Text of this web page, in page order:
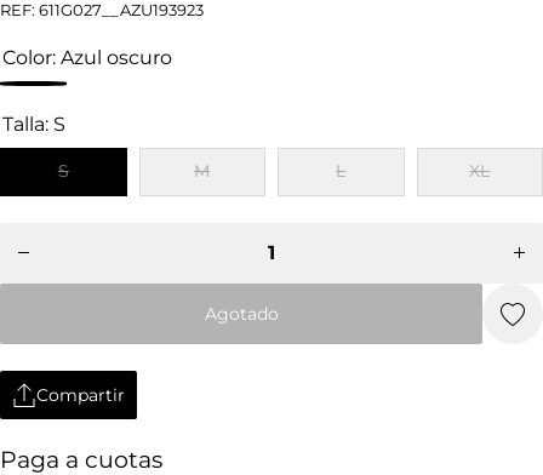
REF: 611G027__AZU193923
Color: Azul oscuro
Talla: S
S M L XL
Agotado
Compartir
Paga a cuotas